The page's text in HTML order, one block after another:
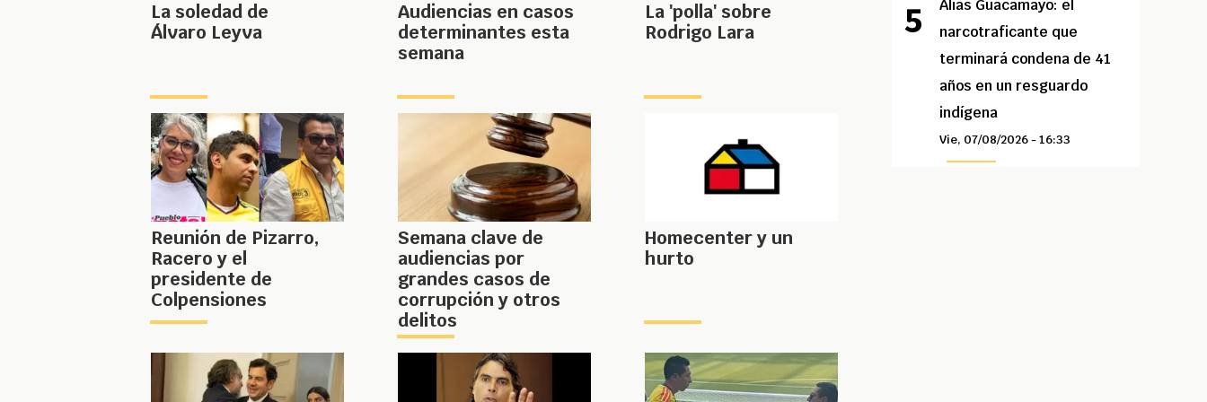
La soledad de
Álvaro Leyva
Audiencias en casos
determinantes esta
semana
La 'polla' sobre
Rodrigo Lara
Reunión de Pizarro,
Racero y el
presidente de
Colpensiones
Semana clave de
audiencias por
grandes casos de
corrupción y otros
delitos
Homecenter y un
hurto
Alias Guacamayo: el
narcotraficante que
terminará condena de 41
años en un resguardo
indígena
Vie, 07/08/2026 - 16:33